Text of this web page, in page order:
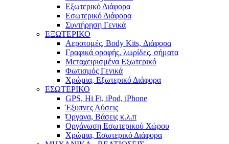
Εξωτερικό Διάφορα
Εσωτερικό Διάφορα
Συντήρηση Γενικά
ΕΞΩΤΕΡΙΚΟ
Αεροτομές, Body Kits, Διάφορα
Γραφικά οροφής, λωρίδες, σήματα
Μεταχειρισμένα Εξωτερικό
Φωτισμός Γενικά
Χρώμια, Εξωτερικό Διάφορα
ΕΣΩΤΕΡΙΚΟ
GPS, Hi Fi, iPod, iPhone
Έξυπνες Λύσεις
Όργανα, Βάσεις κ.λ.π
Οργάνωση Εσωτερικού Χώρου
Χρώμια, Εσωτερικό Διάφορα